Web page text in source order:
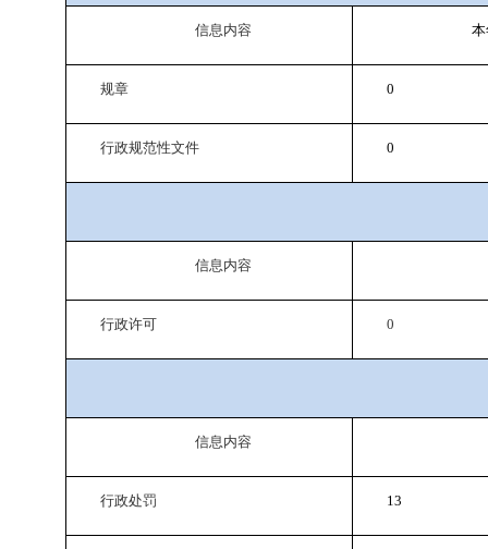
信息内容
规章 0
行政规范性文件 0
信息内容
行政许可 0
信息内容
行政处罚 13